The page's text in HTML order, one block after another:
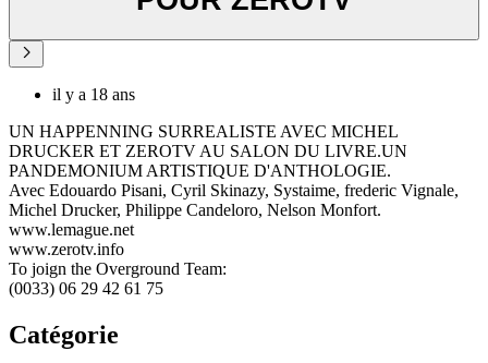
il y a 18 ans
UN HAPPENNING SURREALISTE AVEC MICHEL
DRUCKER ET ZEROTV AU SALON DU LIVRE.UN
PANDEMONIUM ARTISTIQUE D'ANTHOLOGIE.
Avec Edouardo Pisani, Cyril Skinazy, Systaime, frederic Vignale,
Michel Drucker, Philippe Candeloro, Nelson Monfort.
www.lemague.net
www.zerotv.info
To joign the Overground Team:
(0033) 06 29 42 61 75
Catégorie